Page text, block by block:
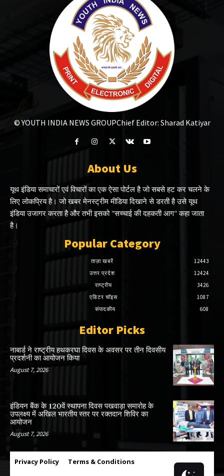
© YOUTH INDIA NEWS GROUPChief Editor: Sharad Katiyar
About Us
यूथ इंडिया समाचारों एवं विचारों का एक ऐसा पोर्टल है जो सबसे हट कर चलने के
लिए लोकप्रिय है। जो खबर मेनस्ट्रीम मीडिया दिखाने से डरती है उसे यूथ
इंडिया उजागर करता है और तभी इसको "सच्चाई की दहकती आग" कहा जाता
है।
Popular Category
ताज़ा खबरें
12443
उत्तर प्रदेश
12424
राष्ट्रीय
3426
एडिटर चॉइस
1087
संपादकीय
608
Editor Picks
नाबार्ड ने राष्ट्रीय हथकरघा दिवस के अवसर पर तीन दिवसीय
प्रदर्शनी का आयोजन किया
August 7, 2026
इंडियन बैंक के 120वें स्थापना दिवस पखवाड़ा समारोह के
उपलक्ष्य में अखिल भारतीय स्तर पर रक्तदान शिविर का
आयोजन
August 7, 2026
Privacy Policy Terms & Conditions